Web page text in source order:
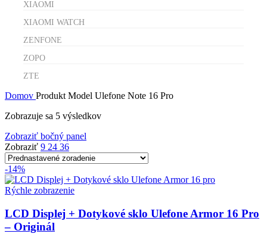
XIAOMI
XIAOMI WATCH
ZENFONE
ZOPO
ZTE
Domov Produkt Model Ulefone Note 16 Pro
Zobrazuje sa 5 výsledkov
Zobraziť bočný panel
Zobraziť 9 24 36
-14%
Rýchle zobrazenie
LCD Displej + Dotykové sklo Ulefone Armor 16 Pro
– Originál